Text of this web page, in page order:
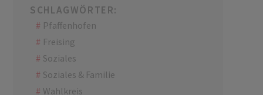
SCHLAGWÖRTER:
Pfaffenhofen
Freising
Soziales
Soziales & Familie
Wahlkreis